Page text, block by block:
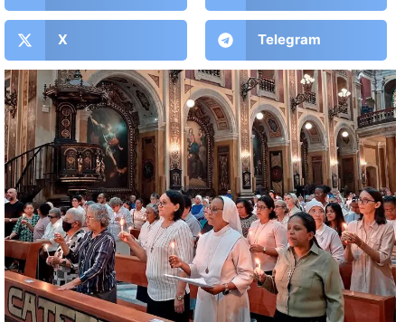
X Telegram